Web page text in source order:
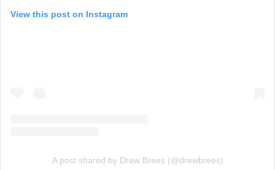
View this post on Instagram
A post shared by Drew Brees (@drewbrees)